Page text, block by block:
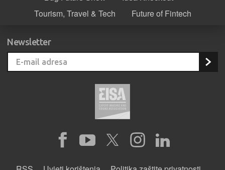
Tourism, Travel & Tech
Future of Fintech
Newsletter